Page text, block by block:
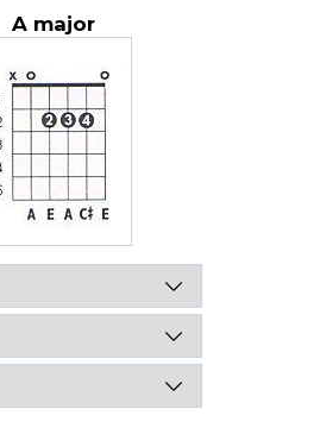
A major